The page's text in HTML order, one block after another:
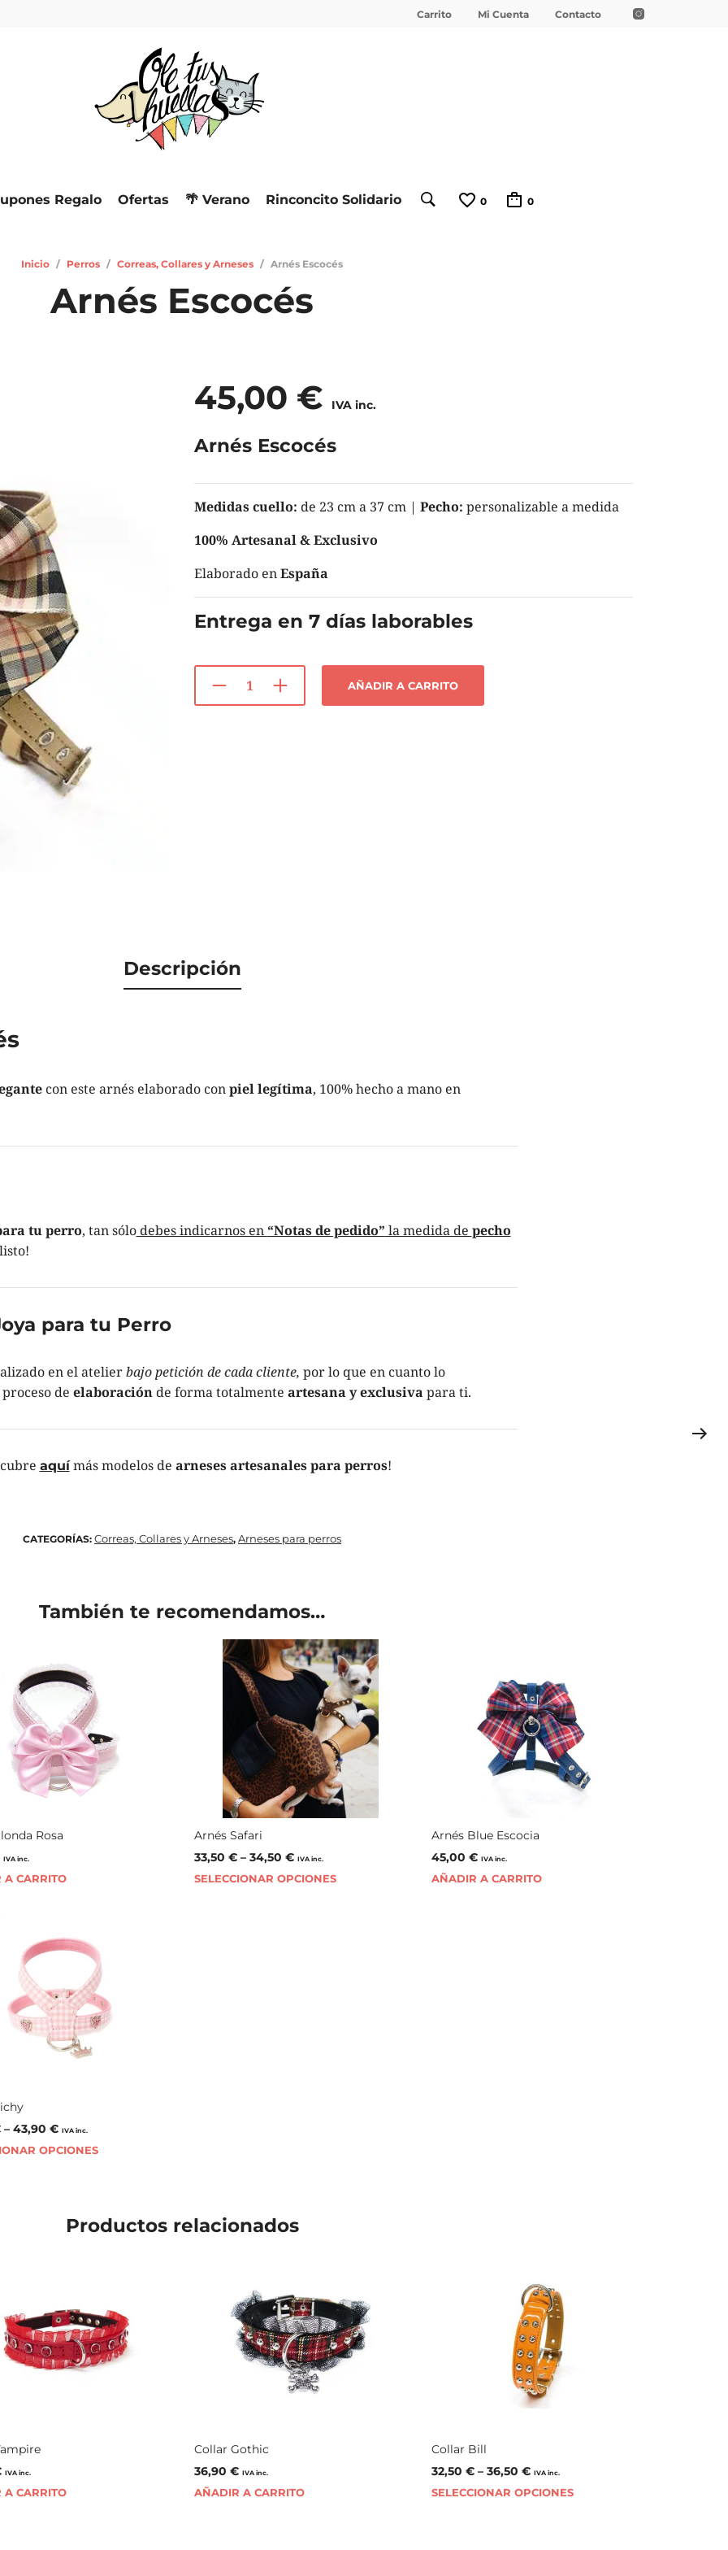
Carrito Mi Cuenta Contacto
Regalo Ofertas 🌴 Verano Rinconcito Solidario 0 0
Inicio / Perros / Correas, Collares y Arneses / Arnés Escocés
Arnés Escocés
45,00 € IVA inc.
Arnés Escocés
Medidas cuello: de 23 cm a 37 cm | Pecho: personalizable a medida
100% Artesanal & Exclusivo
Elaborado enEspaña
Entrega en 7 días laborables
AÑADIR A CARRITO
Descripción
con este arnés elaborado conpiel legítima, 100% hecho a mano en
tu perro, tan sólodebes indicarnos en “Notas de pedido” la medida de pecho
para tu Perro
en el atelierbajo petición de cada cliente, por lo que en cuanto lo
de elaboraciónde forma totalmente artesana y exclusiva para ti.
aquímás modelos de arneses artesanales para perros!
CATEGORÍAS: Correas, Collares y Arneses, Arneses para perros
También te recomendamos…
Rosa
IVA inc.
A CARRITO
Arnés Safari
33,50 €– 34,50 € IVA inc.
SELECCIONAR OPCIONES
Arnés Blue Escocia
45,00€ IVA inc.
AÑADIR A CARRITO
–43,90€ IVA inc.
OPCIONES
Productos relacionados
IVA inc.
A CARRITO
Collar Gothic
36,90 € IVA inc.
AÑADIR A CARRITO
Collar Bill
32,50€ –36,50€ IVA inc.
SELECCIONAR OPCIONES